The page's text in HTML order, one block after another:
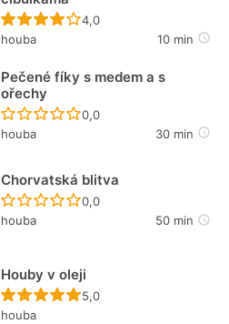
Recept ještě nebyl
4,0
houba
10 min
Pečené fíky s medem a s
ořechy
Recept ještě nebyl
0,0
houba
30 min
Chorvatská blitva
Recept ještě nebyl
0,0
houba
50 min
Houby v oleji
Recept ještě nebyl
5,0
houba